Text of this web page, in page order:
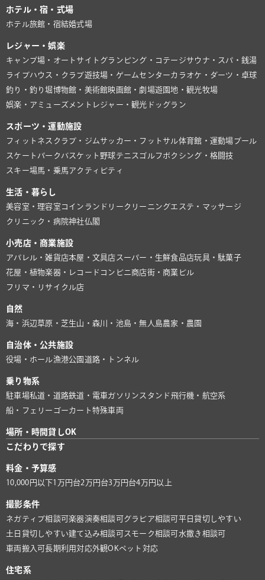
ホテル・宿・式場
ホテル旅館・宿結婚式場
レジャー・娯楽
キャンプ場・オートサイト グランピング・コテージサウナ・スパ・銭湯
ライブハウス・クラブ遊技場・ゲームセンターカラオケ・ダーツ・卓球
釣り・釣り堀博物館・美術館映画館・劇場遊園地・観光牧場
娯楽・アミューズメント レジャー・観光 ドッグラン
スポーツ・運動施設
フィットネスクラブ・ジム サッカー・フットサル体育館・運動場プール
スケートパーク バスケット 野球テニス ゴルフ ボクシング・格闘技
スキー場馬・乗馬アクティビティ
生活・暮らし
美容室・理容室 コインランドリー クリーニングエステ・マッサージ
クリニック・病院神社仏閣
小売店・商業施設
アパレル・雑貨店本屋・文具店 スーパー・生鮮食品店玩具・駄菓子
花屋・植物楽器・レコード コンビニ商店街・商業ビル
フリマ・リサイクル店
自然
海・浜辺 草原・芝生山・森川・池島・無人島農家・農園
自治体・公共施設
役場・ホール漁港公園 道路・トンネル
乗り物系
駐車場私道・道路鉄道・電車 ガソリンスタンド 飛行機・航空系
船・フェリー ゴーカート特殊車両
場所・時間貸しOK
こだわりで探す
料金・予算感
10,000円以下1万円台2万円台3万円台4万円以上
撮影条件
ネガティブ相談可楽器演奏相談可 グラビア相談可 平日貸切しやすい
土日貸切しやすい建て込み相談可 スモーク相談可 水撒き相談可
車両搬入可長期利用対応外観OKペット対応
住宅系